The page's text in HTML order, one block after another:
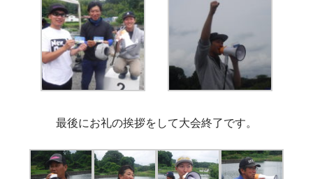
最後にお礼の挨拶をして大会終了です。